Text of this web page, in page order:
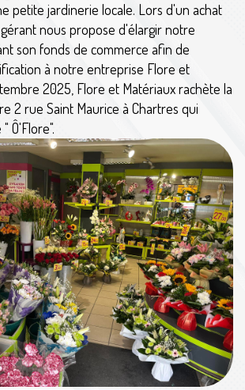
petite jardinerie locale. Lors d'un achat
nous propose d'élargir notre
son fonds de commerce afin de
à notre entreprise Flore et
2025, Flore et Matériaux rachète la
2 rue Saint Maurice à Chartres qui
Ô'Flore".